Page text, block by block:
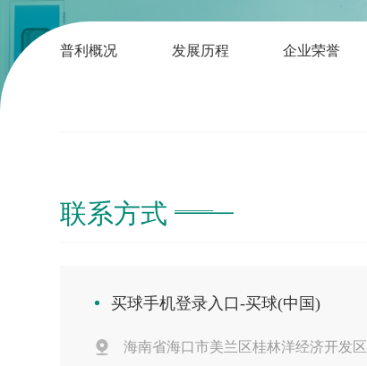
普利概况 发展历程 企业荣誉
联系方式
买球手机登录入口-买球(中国)
海南省海口市美兰区桂林洋经济开发区